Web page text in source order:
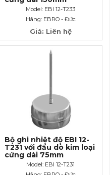
Model: EBI 12-T233
Hãng: EBRO - Đức
Giá: Liên hệ
Bộ ghi nhiệt độ EBI 12-
T231 với đầu dò kim loại
cứng dài 75mm
Model: EBI 12-T231